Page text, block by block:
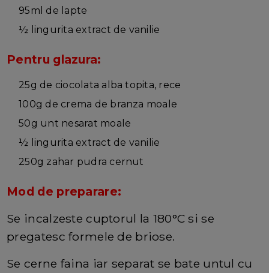
95ml de lapte
½ lingurita extract de vanilie
Pentru glazura:
25g de ciocolata alba topita, rece
100g de crema de branza moale
50g unt nesarat moale
½ lingurita extract de vanilie
250g zahar pudra cernut
Mod de preparare:
Se incalzeste cuptorul la 180°C si se
pregatesc formele de briose.
Se cerne faina iar separat se bate untul cu